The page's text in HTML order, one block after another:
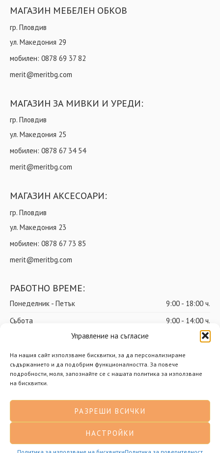
Управление на съгласие
На нашия сайт използваме бисквитки, за да персонализираме
съдържанието и да подобрим функционалността. За повече
подробности, моля, запознайте се с нашата политика за използване
на бисквитки.
РАЗРЕШИ ВСИЧКИ
НАСТРОЙКИ
МАГАЗИН МЕБЕЛЕН ОБКОВ
гр. Пловдив
ул. Македония 29
мобилен: 0878 69 37 82
merit@meritbg.com
МАГАЗИН ЗА МИВКИ И УРЕДИ:
гр. Пловдив
ул. Македония 25
мобилен: 0878 67 34 54
merit@meritbg.com
МАГАЗИН АКСЕСОАРИ:
гр. Пловдив
ул. Македония 23
мобилен: 0878 67 73 85
merit@meritbg.com
РАБОТНО ВРЕМЕ:
Понеделник - Петък
9:00 - 18:00 ч.
Събота
9:00 - 14:00 ч.
почивен ден
© Мерит ООД – Всички права запазени
Доставки Общи условия
Политика за поверителност Политика за бисквитки
Разработено от Нимасистъмс